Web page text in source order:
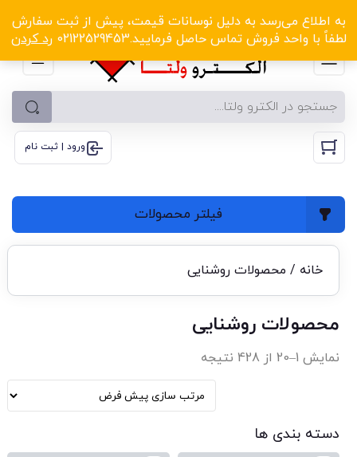
به اطلاع می‌رسد به دلیل نوسانات قیمت، پیش از ثبت سفارش
لطفاً با واحد فروش تماس حاصل فرمایید.02122529453
رد کردن
الکترو ولتا با تخفیف‌های شگفت‌انگیز! کلیک کنید
ورود | ثبت نام
فیلتر محصولات
خانه / محصولات روشنایی
محصولات روشنایی
نمایش 1–20 از 428 نتیجه
دسته بندی ها